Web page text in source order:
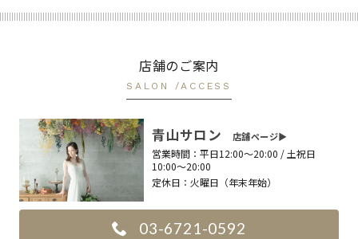
店舗のご案内
SALON /ACCESS
青山サロン 店舗ページ▶︎
営業時間： 平日12:00〜20:00 / 土祝日
10:00〜20:00
定休日： 火曜日（年末年始）
03-6721-0592